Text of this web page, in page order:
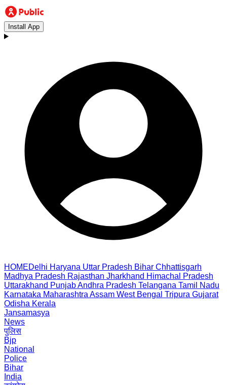
Install App
HOMEDelhi Haryana Uttar Pradesh Bihar Chhattisgarh
Madhya Pradesh Rajasthan Jharkhand Himachal Pradesh
Uttarakhand PunjabAndhra Pradesh Telangana Tamil Nadu
Karnataka Maharashtra Assam West Bengal Tripura Gujarat
Odisha Kerala
Jansamasya
News
पुलिस
Bjp
National
Police
Bihar
India